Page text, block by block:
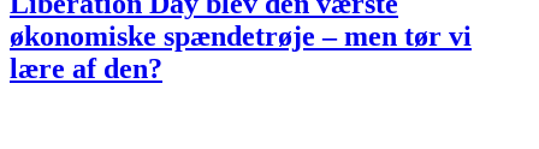
økonomiske spændetrøje – men tør vi
lære af den?